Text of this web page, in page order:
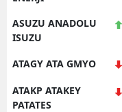
ASUZU ANADOLU
ISUZU
ATAGY ATA GMYO
ATAKP ATAKEY
PATATES